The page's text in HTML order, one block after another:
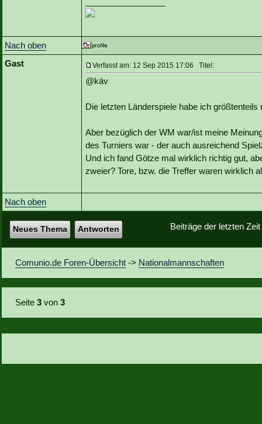
Nach oben
Gast
Verfasst am: 12 Sep 2015 17:06 Titel:
@käv
Die letzten Länderspiele habe ich größtenteils
Aber bezüglich der WM war/ist meine
des Turniers war - der auch ausreichend
Und ich fand Götze mal wirklich richtig gut,
zweier? Tore, bzw. die Treffer waren wirklich
Nach oben
Beiträge der letzten
Neues Thema Antworten
Comunio.de Foren-Übersicht -> Nationalmannschaften
Seite3 von3